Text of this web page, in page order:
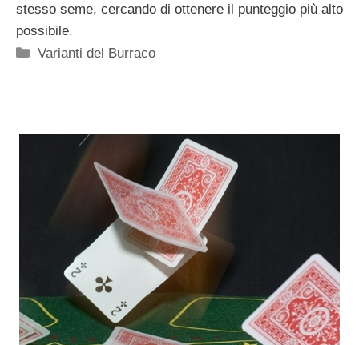
stesso seme, cercando di ottenere il punteggio più alto
possibile.
Categorie
Varianti del Burraco